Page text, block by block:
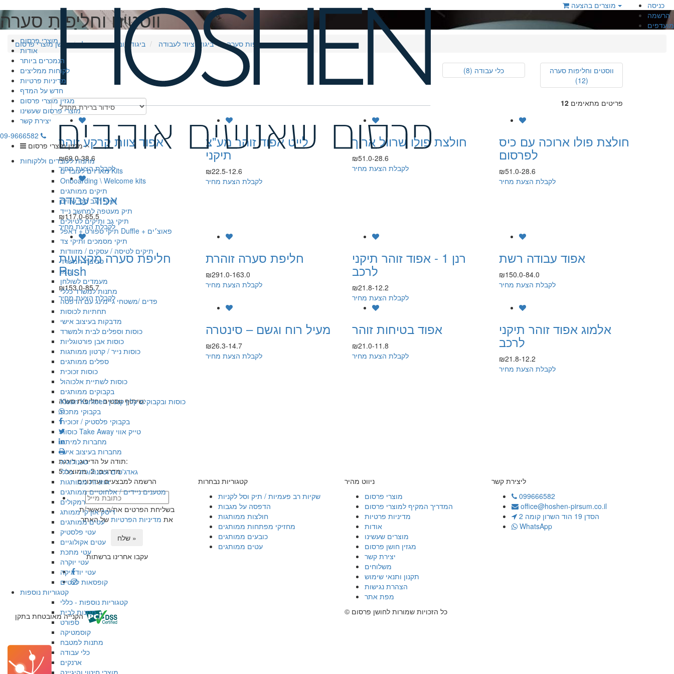
כניסה
הרשמה
מועדפים
מוצרי פרסום
אודות
הנמכרים ביותר
לקוחות ממליצים
מדיניות פרטיות
חדש על המדף
מגזין מוצרי פרסום
מוצרי פרסום שעשינו
יצירת קשר
09-9666582
מגזין מוצרי פרסום
מתנות לעובדים וללקוחות
מארזים לעובדים Kits
Onboarding \ Welcome kits
תיקים ממותגים
תיקי הגב הכי שווים
תיק מעטפה למחשב נייד
תיקי גב ותיקים לטיולים
תיקי ספורט + דאפל Duffle + פאוצ׳ים
תיקי מסמכים ותיקי צד
תיקים לטיסה / עסקים / מזוודות
סביבת המשרד
ממו
מעמדים לשולחן
מתנות למשרד כללי
פדים /משטחי גיימינג עם הדפסה
תחתיות לכוסות
מדבקות בעיצוב אישי
כוסות וספלים לבית ולמשרד
כוסות אבן פורטוגליות
כוסות נייר / קרטון ממותגות
ספלים ממותגים
כוסות זכוכית
כוסות לשתיית אלכוהול
בקבוקים ממותגים
Klean Kanteen כוסות ובקבוקים קלין קנטין
בקבוקי מתכת
בקבוקי פלסטיק / זכוכית
כוסות Take Away טייק אווי
מחברות למיתוג
מחברות בעיצוב אישי
טכנולוגיה
גאדג'טים וטכנולוגיה - כללי
אוזניות ממותגות
מטענים ניידים / אלחוטיים ממותגים
רמקולים
דיסק און קי ממותג
עטים ממותגים
עטי פלסטיק
עטים אקולוגיים
עטי מתכת
עטי יוקרה
עטי יודאיקה
קופסאות לעטים
קטגוריות נוספות
קטגוריות נוספות - כללי
מתנות לבית
ספורט
קוסמטיקה
מתנות למטבח
כלי עבודה
ארנקים
מוצרי חיטוי והיגיינה
ווסטים וחליפות סערה
חושן מוצרי פרסום ביגוד-כובעים-טקסטיל ביגוד וציוד לעבודה ווסטים וחליפות סערה
ווסטים וחליפות סערה
(12)
כלי עבודה (8)
12 פריטים מתאימים
חולצת פולו ארוכה עם כיס
לפרסום
₪51.0-28.6
לקבלת הצעת מחיר
חולצת פולו שרוול ארוך
₪51.0-28.6
לקבלת הצעת מחיר
לייט אפוד זוהר מע"צ
תיקני
₪22.5-12.6
לקבלת הצעת מחיר
אפוד צוות קרקע זוהר
₪69.0-38.6
לקבלת הצעת מחיר
אפוד עבודה
₪117.0-65.5
לקבלת הצעת מחיר
אפוד עבודה רשת
₪150.0-84.0
לקבלת הצעת מחיר
רנן 1 - אפוד זוהר תיקני
לרכב
₪21.8-12.2
לקבלת הצעת מחיר
חליפת סערה זוהרת
₪291.0-163.0
לקבלת הצעת מחיר
חליפת סערה מקצועית
Rush
₪153.0-85.7
לקבלת הצעת מחיר
אלמוג אפוד זוהר תיקני
לרכב
₪21.8-12.2
לקבלת הצעת מחיר
אפוד בטיחות זוהר
₪21.0-11.8
לקבלת הצעת מחיר
מעיל רוח וגשם – סינטרה
₪26.3-14.7
לקבלת הצעת מחיר
שיתוף ווסטים וחליפות סערה:
תודה על הדירוג, דירגת:
מדרגים:2 ממוצע:5
ליצירת קשר
099666582
office@hoshen-pirsum.co.il
הסדן 19 הוד השרון קומה 2
WhatsApp
ניווט מהיר
מוצרי פרסום
המדריך המקיף למוצרי פרסום
מדיניות פרטיות
אודות
מוצרים שעשינו
מגזין חושן פרסום
יצירת קשר
משלוחים
תקנון ותנאי שימוש
הצהרת נגישות
מפת אתר
קטגוריות נבחרות
שקיות רב פעמיות / תיק וסל לקניות
הדפסה על מגבות
חולצות ממותגות
מחזיקי מפתחות ממותגים
כובעים ממותגים
עטים ממותגים
הרשמה למבצעים ועדכונים
בשליחת הפרטים את/ה מאשר/ת
את מדיניות הפרטיותשל האתר
שלח »
עקבו אחרינו ברשתות
© כל הזכויות שמורות לחושן פרסום הקנייה מאובטחת בתקן